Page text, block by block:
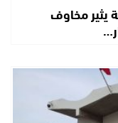
يثير مخاوف